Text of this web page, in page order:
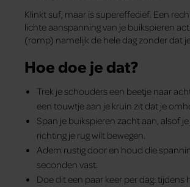
Klinkt suf, maar is supereffecief. Een
lichte aanspanning van je buikspieren
(romp) namelijk de hele dag zonder dat
Hoe doe je dat?
Trek je schouders een beetje naar
een touwtje aan je kruin zit dat je
Span je buikspieren zacht aan, alsof je
richting je rug wilt bewegen.
Adem rustig door en houd die
seconden vast.
Doe dit een paar keer per dag: tijdens